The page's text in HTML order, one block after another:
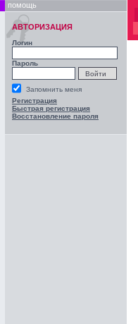
помощь
АВТОРИЗАЦИЯ
Логин
Пароль
Запомнить меня
Регистрация
Быстрая регистрация
Восстановление пароля